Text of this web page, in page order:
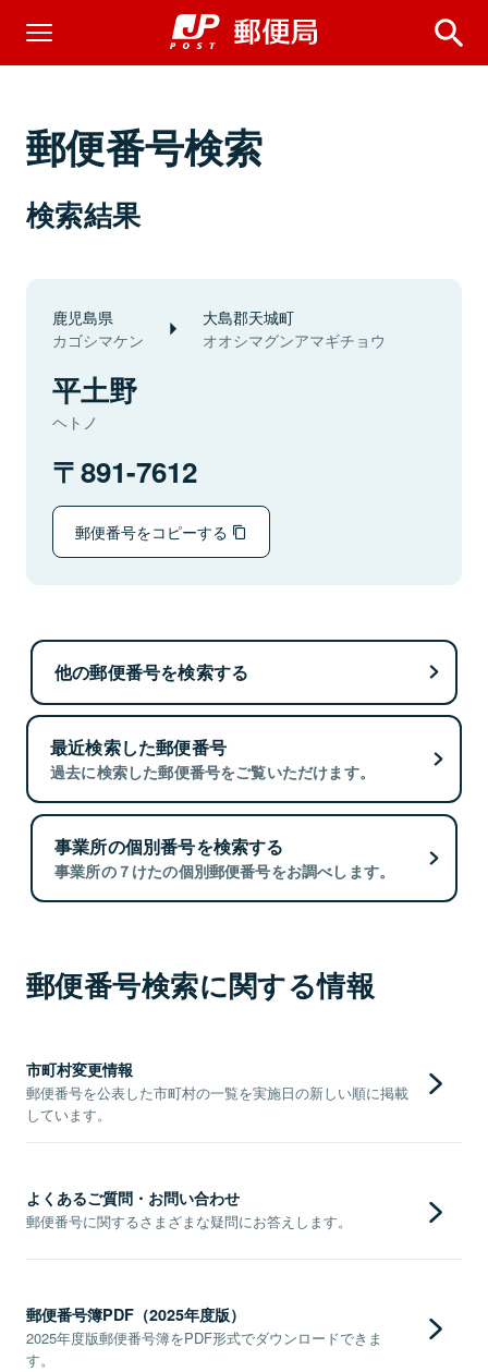
郵便番号検索
検索結果
鹿児島県
カゴシマケン
大島郡天城町
オオシマグンアマギチョウ
平土野
ヘトノ
891-7612
郵便番号をコピーする
他の郵便番号を検索する
最近検索した郵便番号
過去に検索した郵便番号をご覧いただけます。
事業所の個別番号を検索する
事業所の７けたの個別郵便番号をお調べします。
郵便番号検索に関する情報
市町村変更情報
郵便番号を公表した市町村の一覧を実施日の新しい順に掲載
しています。
よくあるご質問・お問い合わせ
郵便番号に関するさまざまな疑問にお答えします。
郵便番号簿PDF（2025年度版）
2025年度版郵便番号簿をPDF形式でダウンロードできま
す。